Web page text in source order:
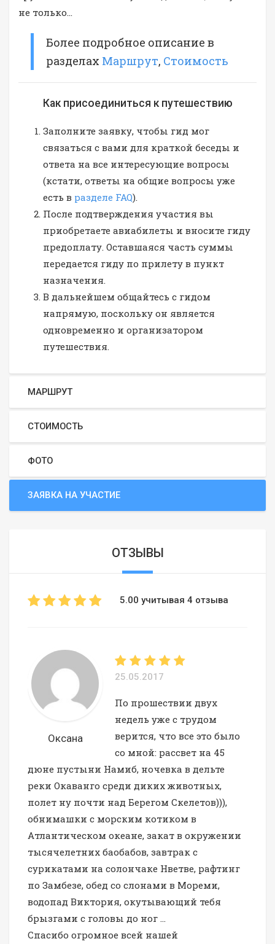
не только…
Более подробное описание в
разделах Маршрут, Стоимость
Как присоединиться к путешествию
Заполните заявку, чтобы гид мог
связаться с вами для краткой беседы и
ответа на все интересующие вопросы
(кстати, ответы на общие вопросы уже
есть в разделе FAQ).
После подтверждения участия вы
приобретаете авиабилеты и вносите гиду
предоплату. Оставшаяся часть суммы
передается гиду по прилету в пункт
назначения.
В дальнейшем общайтесь с гидом
напрямую, поскольку он является
одновременно и организатором
путешествия.
МАРШРУТ
СТОИМОСТЬ
ФОТО
ЗАЯВКА НА УЧАСТИЕ
ОТЗЫВЫ
5.00 учитывая 4 отзыва
Оксана
25.05.2017
По прошествии двух
недель уже с трудом
верится, что все это было
со мной: рассвет на 45
дюне пустыни Намиб, ночевка в дельте
реки Окаванго среди диких животных,
полет ну почти над Берегом Скелетов))),
обнимашки с морским котиком в
Атлантическом океане, закат в окружении
тысячелетних баобабов, завтрак с
сурикатами на солончаке Нветве, рафтинг
по Замбезе, обед со слонами в Мореми,
водопад Виктория, окутывающий тебя
брызгами с головы до ног …
Спасибо огромное всей нашей